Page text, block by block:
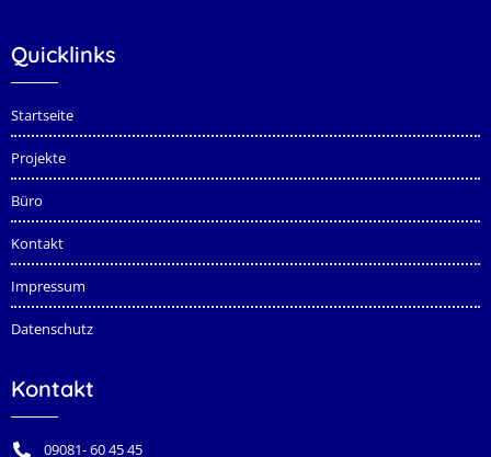
Quicklinks
Startseite
Projekte
Büro
Kontakt
Impressum
Datenschutz
Kontakt
09081- 60 45 45